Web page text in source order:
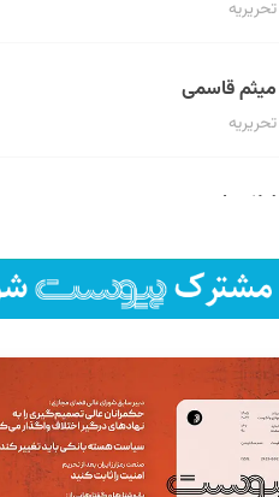
تحریریه
میثم قاسمی
تحریریه
لیلا حنارود
فائزه فتحی رستمی
تحریریه
سروش کرمیان
تحریریه